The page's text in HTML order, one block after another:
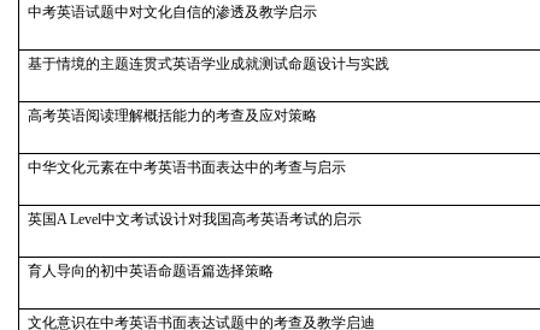
中考英语试题中对文化自信的渗透及教学启示
基于情境的主题连贯式英语学业成就测试命题设计与实践
高考英语阅读理解概括能力的考查及应对策略
中华文化元素在中考英语书面表达中的考查与启示
英国A Level中文考试设计对我国高考英语考试的启示
育人导向的初中英语命题语篇选择策略
文化意识在中考英语书面表达试题中的考查及教学启迪